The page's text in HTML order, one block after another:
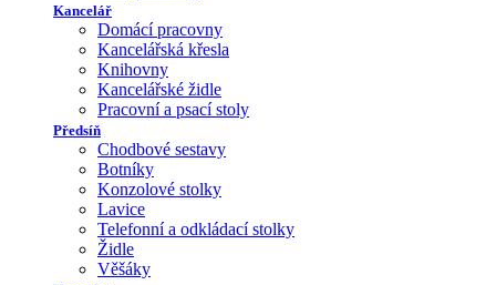
Kancelář
Domácí pracovny
Kancelářská křesla
Knihovny
Kancelářské židle
Pracovní a psací stoly
Předsíň
Chodbové sestavy
Botníky
Konzolové stolky
Lavice
Telefonní a odkládací stolky
Židle
Věšáky